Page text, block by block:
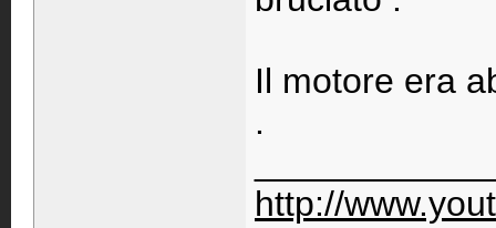
Il motore era
.
http://